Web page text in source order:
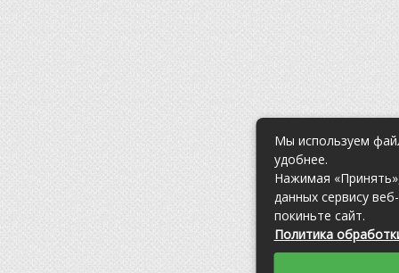
Мы используем
удобнее.
Нажимая
данных сервису
покиньте сайт.
Политика